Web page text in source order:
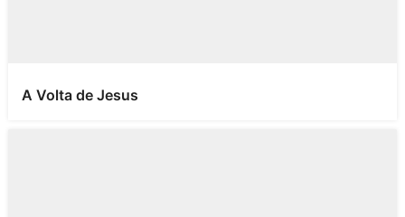
A Volta de Jesus